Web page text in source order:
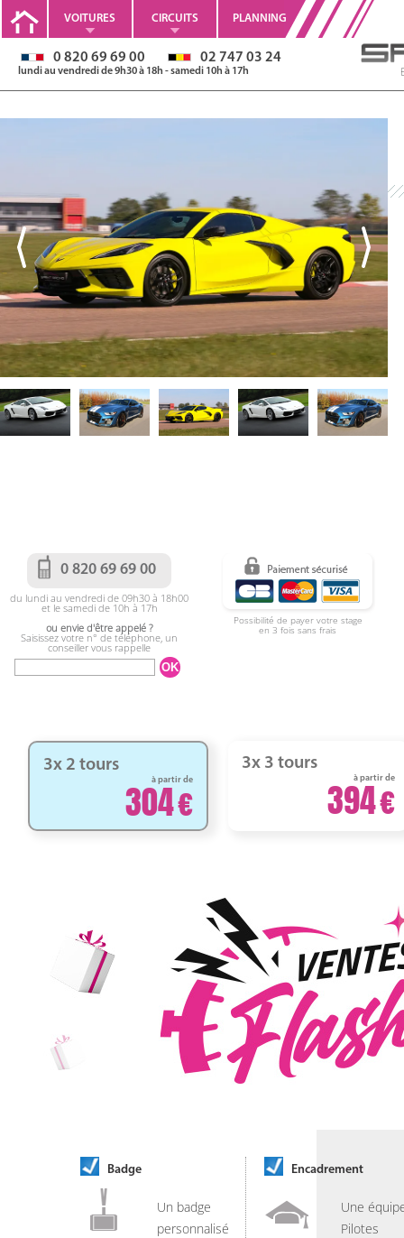
VOITURES CIRCUITS PLANNING
0 820 69 69 00 02 747 03 24
lundi au vendredi de 9h30 à 18h - samedi 10h à 17h
0 820 69 69 00
du lundi au vendredi de 09h30 à 18h00
et le samedi de 10h à 17h
ou envie d'être appelé ?
Saisissez votre n° de téléphone, un
conseiller vous rappelle
Possibilité de payer votre stage
en 3 fois sans frais
3x 2 tours
à partir de
304
3x 3 tours
à partir de
394
Badge
Un badge
personnalisé
Encadrement
Une
Pilotes